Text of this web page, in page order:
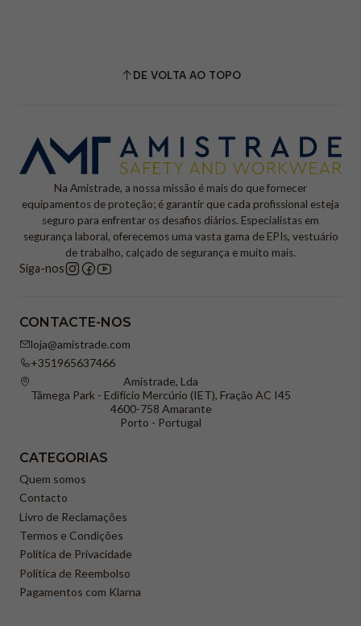
DE VOLTA AO TOPO
Na Amistrade, a nossa missão é mais do que fornecer
equipamentos de proteção; é garantir que cada profissional esteja
seguro para enfrentar os desafios diários. Especialistas em
segurança laboral, oferecemos uma vasta gama de EPIs, vestuário
de trabalho, calçado de segurança e muito mais.
Siga-nos
CONTACTE-NOS
loja@amistrade.com
+351965637466
Amistrade, Lda
Tâmega Park - Edifício Mercúrio (IET), Fração AC I45
4600-758 Amarante
Porto - Portugal
CATEGORIAS
Quem somos
Contacto
Livro de Reclamações
Termos e Condições
Política de Privacidade
Politica de Reembolso
Pagamentos com Klarna